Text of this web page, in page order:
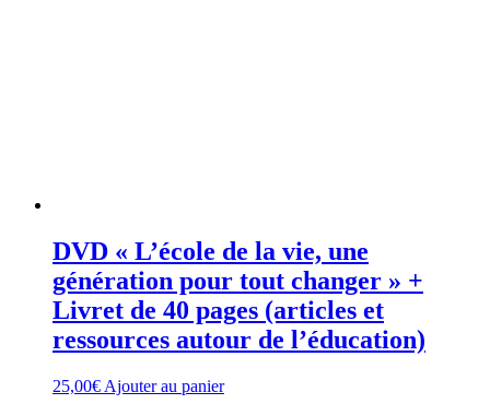
DVD « L’école de la vie, une
génération pour tout changer » +
Livret de 40 pages (articles et
ressources autour de l’éducation)
25,00€ Ajouter au panier